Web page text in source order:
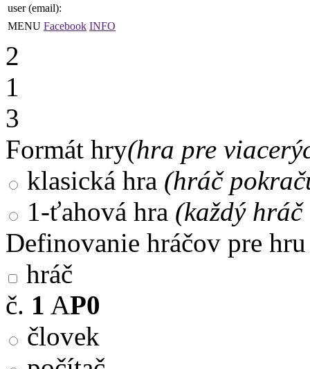
user (email):
MENU Facebook INFO
2
1
3
Formát hry(hra pre
klasická hra (hráč
1-ťahová hra (každý
Definovanie hráčov pre hru
hráč
č. 1 AP0
človek